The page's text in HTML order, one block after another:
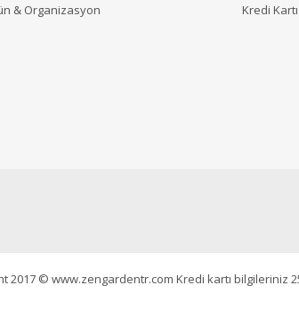
& Organizasyon
Kredi
2017 © www.zengardentr.com Kredi kartı bilgileriniz